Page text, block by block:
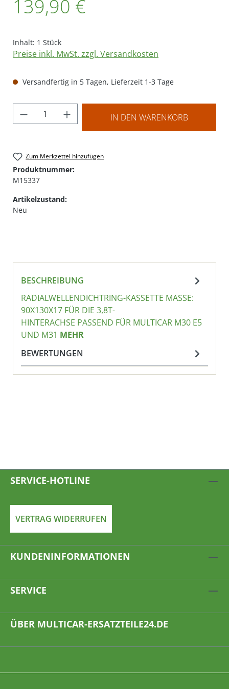
139,90 €
Inhalt: 1 Stück
Preise inkl. MwSt. zzgl. Versandkosten
Versandfertig in 5 Tagen, Lieferzeit 1-3 Tage
Produkt Anzahl: Gib den gewünschten
IN DEN WARENKORB
Zum Merkzettel hinzufügen
Produktnummer:
M15337
Artikelzustand:
Neu
BESCHREIBUNG
RADIALWELLENDICHTRING-KASSETTE MASSE: 9
0X130X17 FÜR DIE 3,8T-H
INTERACHSE PASSEND FÜR MULTICAR M30 E5 U
ND M31 MEHR
BEWERTUNGEN
SERVICE-HOTLINE
VERTRAG WIDERRUFEN
KUNDENINFORMATIONEN
SERVICE
ÜBER MULTICAR-ERSATZTEILE24.DE